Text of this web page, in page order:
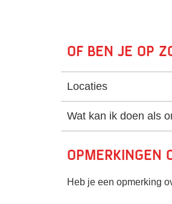
Of ben je op
Locaties
Wat kan ik doen als
Opmerkingen
Heb je een opmerking